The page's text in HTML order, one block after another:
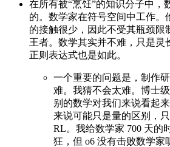
在所有被“烹饪”的知识分子中，
的。数学家在符号空间中工作。
的接触很少，因此不受其瓶颈限
王者。数学其实并不难，只是灵
正则表达式也是如此。
一个重要的问题是，制作
难。我猜不会太难。博士
别的数学对我们来说看起
来说可能只是量的区别，
RL。我给数学家 700 天的
狂，但 o6 没有击败数学家